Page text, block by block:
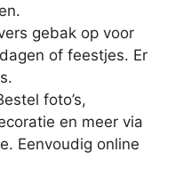
gebak op voor
of feestjes. Er
foto’s,
en meer via
Eenvoudig online